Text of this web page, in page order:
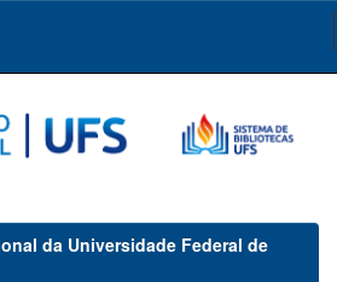
da Universidade Federal de